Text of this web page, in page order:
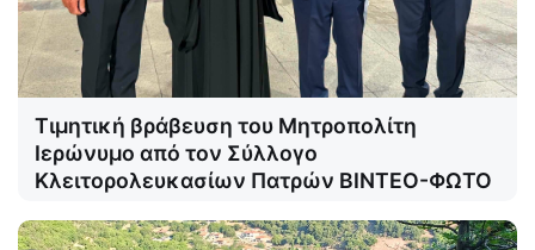
Τιμητική βράβευση του Μητροπολίτη
Ιερώνυμο από τον Σύλλογο
Κλειτορολευκασίων Πατρών ΒΙΝΤΕΟ-ΦΩΤΟ